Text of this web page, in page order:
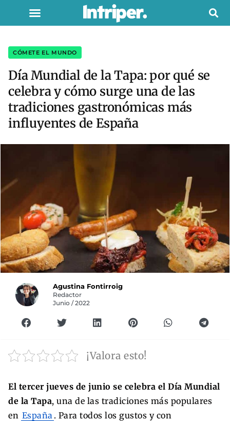
CÓMETE EL MUNDO
Día Mundial de la Tapa: por qué se
celebra y cómo surge una de las
tradiciones gastronómicas más
influyentes de España
Agustina Fontirroig
Redactor
Junio / 2022
¡Valora esto!
El tercer jueves de junio se celebra el Día Mundial
de la Tapa, una de las tradiciones más populares
en España . Para todos los gustos y con